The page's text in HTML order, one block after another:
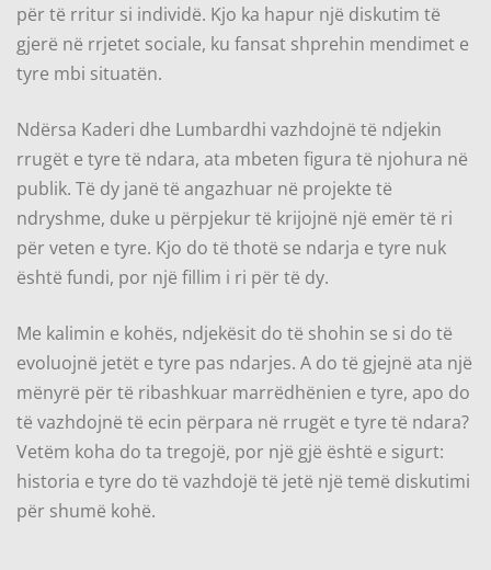
për të rritur si individë. Kjo ka hapur një diskutim të
gjerë në rrjetet sociale, ku fansat shprehin mendimet e
tyre mbi situatën.
Ndërsa Kaderi dhe Lumbardhi vazhdojnë të ndjekin
rrugët e tyre të ndara, ata mbeten figura të njohura në
publik. Të dy janë të angazhuar në projekte të
ndryshme, duke u përpjekur të krijojnë një emër të ri
për veten e tyre. Kjo do të thotë se ndarja e tyre nuk
është fundi, por një fillim i ri për të dy.
Me kalimin e kohës, ndjekësit do të shohin se si do të
evoluojnë jetët e tyre pas ndarjes. A do të gjejnë ata një
mënyrë për të ribashkuar marrëdhënien e tyre, apo do
të vazhdojnë të ecin përpara në rrugët e tyre të ndara?
Vetëm koha do ta tregojë, por një gjë është e sigurt:
historia e tyre do të vazhdojë të jetë një temë diskutimi
për shumë kohë.